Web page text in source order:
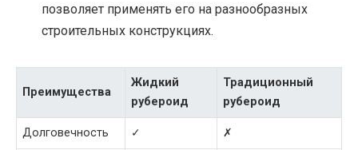
позволяет применять его на разнообразных
строительных конструкциях.
Преимущества
Жидкий
рубероид
Традиционный
рубероид
Долговечность ✓ ✗